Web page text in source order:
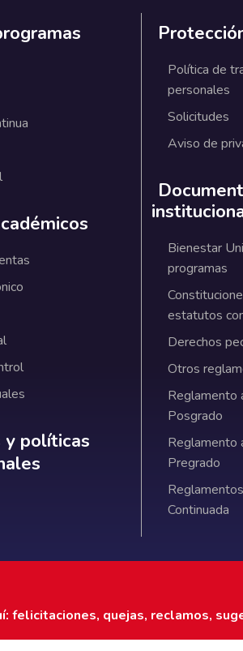
y políticas institucionales
y políticas
Política de
personales
Solicitudes
Aviso de
Bienestar
programas
estatutos
Derechos
Otros
Reglamento
Posgrado
Reglamento
Pregrado
Continuada
felicitaciones, quejas, reclamos,